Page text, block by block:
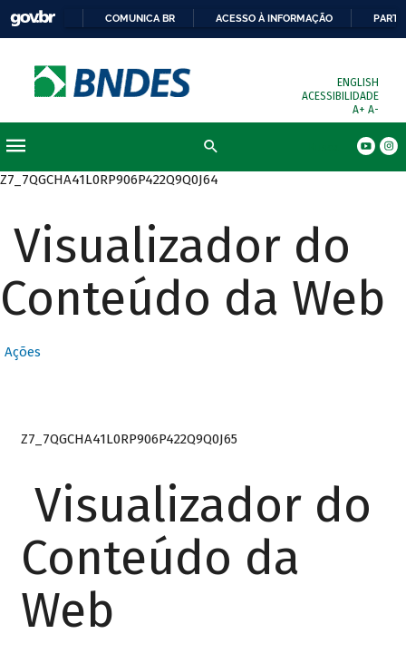
COMUNICA BR ACESSO À INFORMAÇÃO
ENGLISH
ACESSIBILIDADE
A+ A-
Z7_7QGCHA41L0RP906P422Q9Q0J64
Visualizador do
Conteúdo da Web
Ações
Z7_7QGCHA41L0RP906P422Q9Q0J65
Visualizador do
Conteúdo da
Web